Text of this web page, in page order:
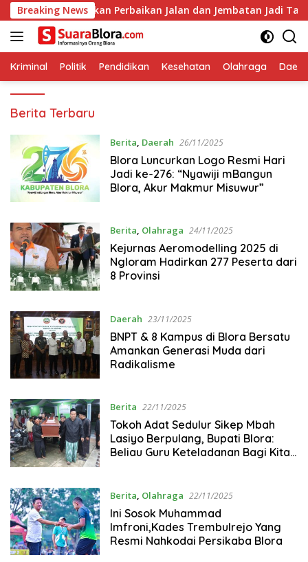
Langsung
ke
konten
Breaking News
Pastikan Perbaikan Jalan dan Jembatan Jadi Tanggung
Kriminal Politik Pendidikan Kesehatan Olahraga
SuaraBlora
Berita Terbaru
Berita, Daerah 26/11/2025
‎Blora Luncurkan Logo Resmi Hari
Jadi ke-276: “Nyawiji mBangun
Blora, Akur Makmur Misuwur”
Berita, Olahraga 24/11/2025
‎Kejurnas Aeromodelling 2025 di
Ngloram Hadirkan 277 Peserta dari
8 Provinsi
Daerah 23/11/2025
‎BNPT & 8 Kampus di Blora Bersatu
Amankan Generasi Muda dari
Radikalisme
Berita 22/11/2025
‎Tokoh Adat Sedulur Sikep Mbah
Lasiyo Berpulang, Bupati Blora:
Beliau Guru Keteladanan Bagi Kita
Berita, Olahraga 22/11/2025
‎Ini Sosok Muhammad
Imfroni,Kades Trembulrejo Yang
Resmi Nahkodai Persikaba Blora